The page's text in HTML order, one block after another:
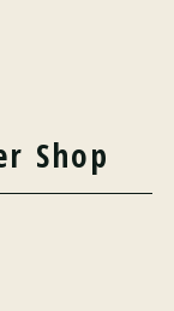
Shop